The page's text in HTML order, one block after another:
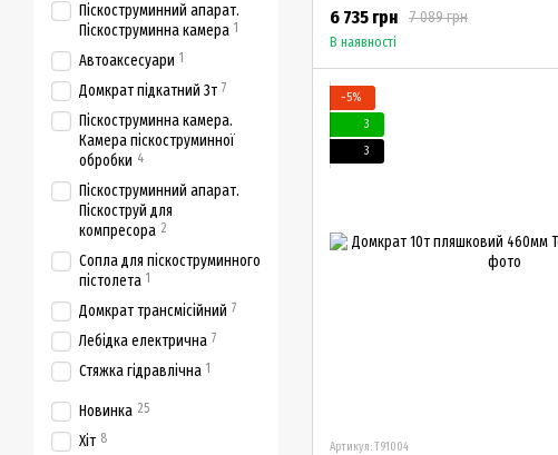
7 089 грн
6 735 грн
В наявності
−5%
3
3
Артикул: T91004
Піскоструминний апарат.
Піскоструминна камера 1
Автоаксесуари 1
Домкрат підкатний 3т 7
Піскоструминна камера.
Камера піскоструминної
обробки 4
Піскоструминний апарат.
Піскоструй для
компресора 2
Сопла для піскоструминного
пістолета 1
Домкрат трансмісійний 7
Лебідка електрична 7
Стяжка гідравлічна 1
Новинка 25
Хіт 8